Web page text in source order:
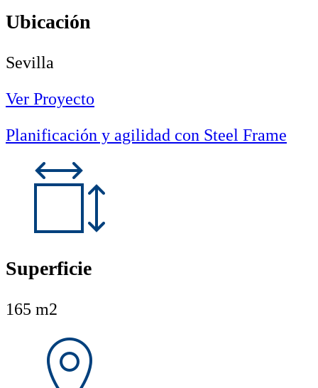
Ubicación
Sevilla
Ver Proyecto
Planificación y agilidad con Steel Frame
Superficie
165 m2